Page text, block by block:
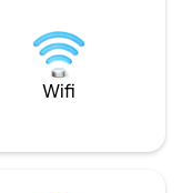
y
una cómoda
calefacción
pero funcional.
Wifi